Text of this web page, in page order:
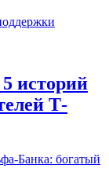
историй
Т-